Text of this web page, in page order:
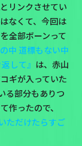
リンクさせてい
なくて、今回は
全部ボーンって
中 道標もない中
して』 は、赤山
ギが入っていた
る部分もありつ
作ったので、
ただけたらすご